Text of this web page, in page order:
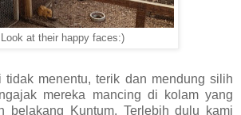
Look at their happy faces:)
tidak menentu, terik dan mendung silih
mereka mancing di kolam yang
belakang Kuntum. Terlebih dulu kami